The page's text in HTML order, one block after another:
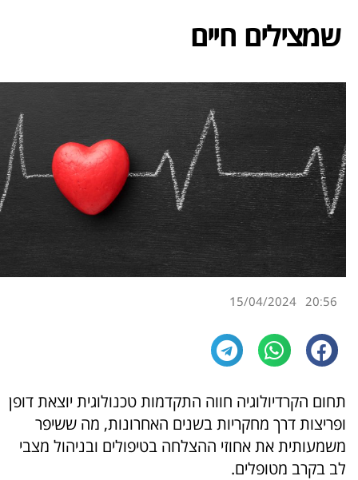
שמצילים חיים
20:56
15/04/2024
תחום הקרדיולוגיה חווה התקדמות טכנולוגית יוצאת דופן
ופריצות דרך מחקריות בשנים האחרונות, מה ששיפר
משמעותית את אחוזי ההצלחה בטיפולים ובניהול מצבי
לב בקרב מטופלים.